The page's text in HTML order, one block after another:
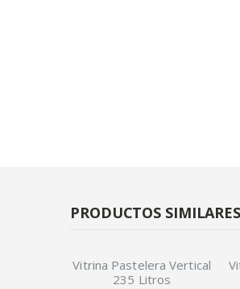
PRODUCTOS SIMILARES
Vitrina Pastelera Vertical
235 Litros